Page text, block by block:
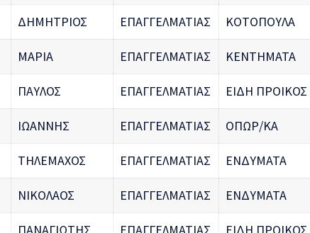
ΔΗΜΗΤΡΙΟΣ ΕΠΑΓΓΕΛΜΑΤΙΑΣ ΚΟΤΟΠΟΥΛΑ
ΜΑΡΙΑ ΕΠΑΓΓΕΛΜΑΤΙΑΣ ΚΕΝΤΗΜΑΤΑ
ΠΑΥΛΟΣ ΕΠΑΓΓΕΛΜΑΤΙΑΣ ΕΙΔΗ ΠΡΟΙΚΟΣ
ΙΩΑΝΝΗΣ ΕΠΑΓΓΕΛΜΑΤΙΑΣ ΟΠΩΡ/ΚΑ
ΤΗΛΕΜΑΧΟΣ ΕΠΑΓΓΕΛΜΑΤΙΑΣ ΕΝΔΥΜΑΤΑ
ΝΙΚΟΛΑΟΣ ΕΠΑΓΓΕΛΜΑΤΙΑΣ ΕΝΔΥΜΑΤΑ
ΠΑΝΑΓΙΩΤΗΣ ΕΠΑΓΓΕΛΜΑΤΙΑΣ ΕΙΔΗ ΠΡΟΙΚΟΣ